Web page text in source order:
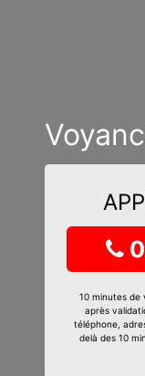
10 minutes de
après
téléphone,
delà des 10